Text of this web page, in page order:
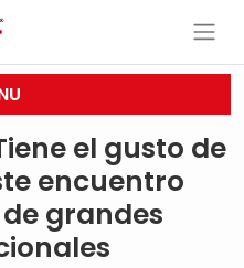
el gusto de
encuentro
grandes